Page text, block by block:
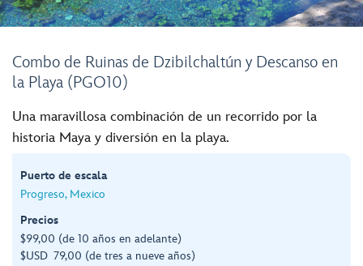
Combo de Ruinas de Dzibilchaltún y Descanso en
la Playa (PGO10)
Una maravillosa combinación de un recorrido por la
historia Maya y diversión en la playa.
Puerto de escala
Progreso, Mexico
Precios
$99,00 (de 10 años en adelante)
$USD 79,00 (de tres a nueve años)